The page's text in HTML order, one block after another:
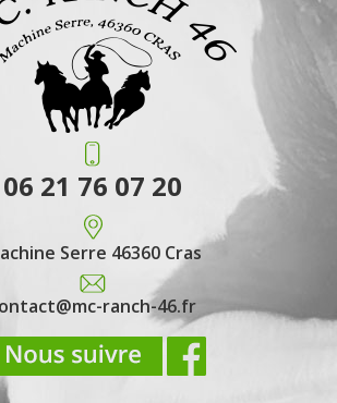
06 21 76 07 20
Serre 46360 Cras
ranch-46.fr